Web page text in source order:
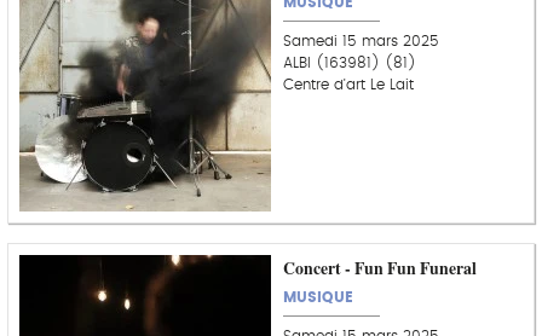
Samedi 15 mars 2025
ALBI (163981) (81)
Centre d'art Le Lait
Concert - Fun Fun Funeral
MUSIQUE